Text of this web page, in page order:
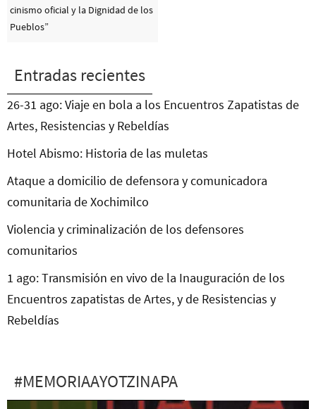
cinismo oficial y la Dignidad de los
Pueblos”
Entradas recientes
26-31 ago: Viaje en bola a los Encuentros Zapatistas de
Artes, Resistencias y Rebeldías
Hotel Abismo: Historia de las muletas
Ataque a domicilio de defensora y comunicadora
comunitaria de Xochimilco
Violencia y criminalización de los defensores
comunitarios
1 ago: Transmisión en vivo de la Inauguración de los
Encuentros zapatistas de Artes, y de Resistencias y
Rebeldías
#MEMORIAAYOTZINAPA